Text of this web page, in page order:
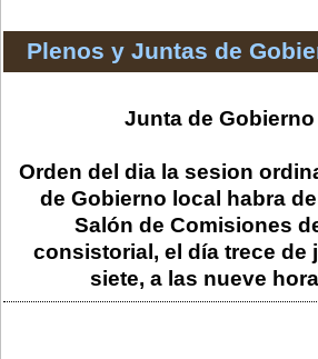
Plenos y Juntas de
Junta de
Orden del dia la sesion
de Gobierno local habra
Salón de Comisiones
consistorial, el día trece de
siete, a las nueve